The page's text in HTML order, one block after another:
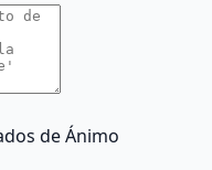
de Ánimo